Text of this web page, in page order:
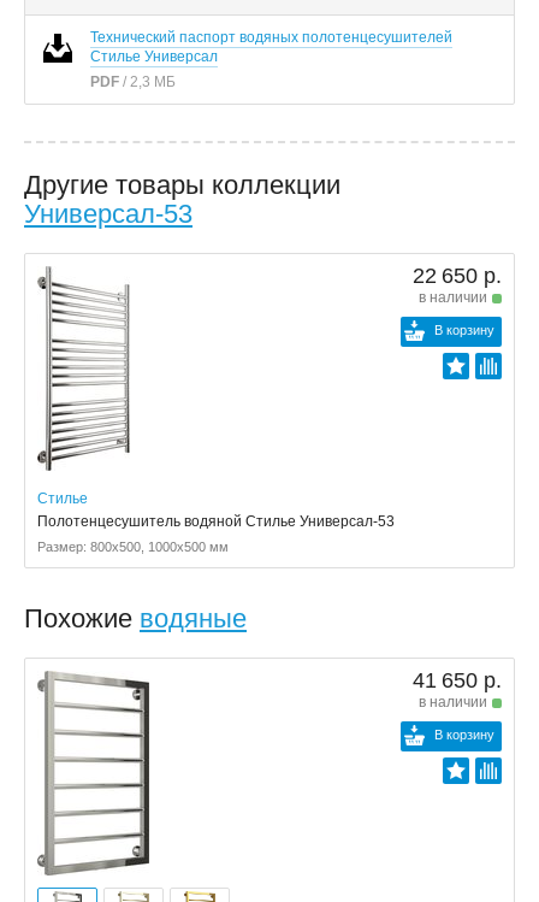
Технический паспорт водяных полотенцесушителей
Стилье Универсал
PDF / 2,3 МБ
Другие товары коллекции
Универсал-53
22 650 р.
в наличии
В корзину
Стилье
Полотенцесушитель водяной Стилье Универсал-53
Размер: 800x500, 1000x500 мм
Похожие водяные
41 650 р.
в наличии
В корзину